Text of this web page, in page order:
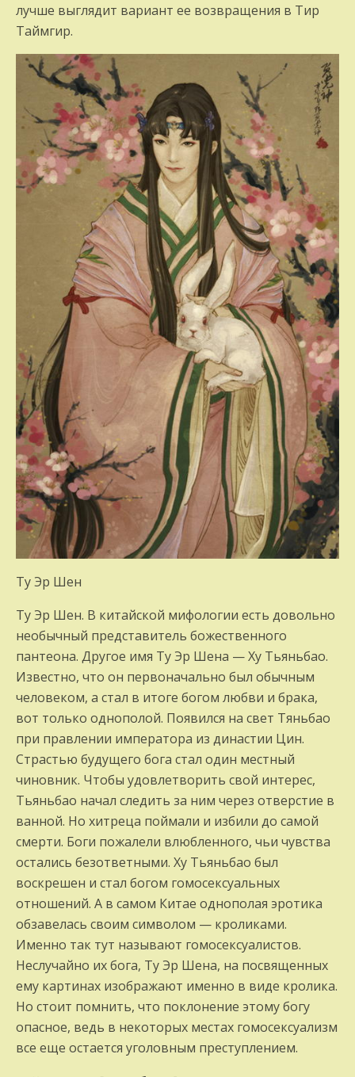
лучше выглядит вариант ее возвращения в Тир
Таймгир.
Ту Эр Шен
Ту Эр Шен. В китайской мифологии есть довольно
необычный представитель божественного
пантеона. Другое имя Ту Эр Шена — Ху Тьяньбао.
Известно, что он первоначально был обычным
человеком, а стал в итоге богом любви и брака,
вот только однополой. Появился на свет Тяньбао
при правлении императора из династии Цин.
Страстью будущего бога стал один местный
чиновник. Чтобы удовлетворить свой интерес,
Тьяньбао начал следить за ним через отверстие в
ванной. Но хитреца поймали и избили до самой
смерти. Боги пожалели влюбленного, чьи чувства
остались безответными. Ху Тьяньбао был
воскрешен и стал богом гомосексуальных
отношений. А в самом Китае однополая эротика
обзавелась своим символом — кроликами.
Именно так тут называют гомосексуалистов.
Неслучайно их бога, Ту Эр Шена, на посвященных
ему картинах изображают именно в виде кролика.
Но стоит помнить, что поклонение этому богу
опасное, ведь в некоторых местах гомосексуализм
все еще остается уголовным преступлением.